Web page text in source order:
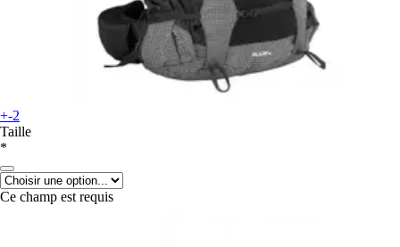
+-2
Taille
*
Ce champ est requis